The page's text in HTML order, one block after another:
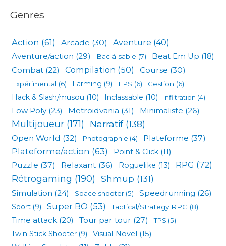
Genres
Action (61) Arcade (30) Aventure (40)
Aventure/action (29) Bac à sable (7) Beat Em Up (18)
Combat (22) Compilation (50) Course (30)
Expérimental (6) Farming (9) FPS (6) Gestion (6)
Hack & Slash/musou (10) Inclassable (10) Infiltration (4)
Low Poly (23) Metroidvania (31) Minimaliste (26)
Multijoueur (171) Narratif(138)
Open World (32) Photographie (4) Plateforme (37)
Plateforme/action (63) Point & Click (11)
Puzzle (37) Relaxant (36) Roguelike (13) RPG (72)
Rétrogaming (190) Shmup (131)
Simulation (24) Space shooter (5) Speedrunning (26)
Sport (9) Super BO (53) Tactical/Strategy RPG (8)
Time attack (20) Tour par tour (27) TPS (5)
Twin Stick Shooter (9) Visual Novel (15)